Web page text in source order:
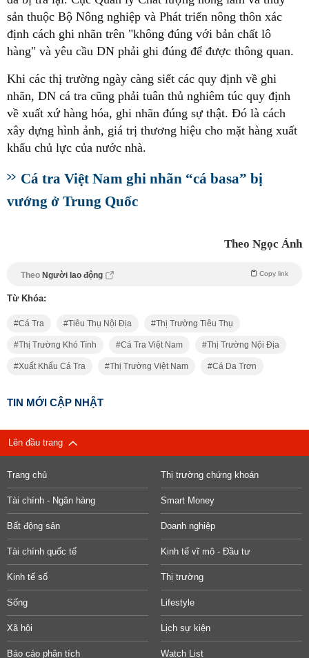
sản thuộc Bộ Nông nghiệp và Phát triển nông thôn xác
định cách ghi nhãn trên "không đúng với bản chất lô
hàng" và yêu cầu DN phải ghi đúng để được thông quan.
Khi các thị trường ngày càng siết các quy định về ghi
nhãn, DN cá tra cũng phải tuân thủ nghiêm túc quy định
về xuất xứ hàng hóa, ghi nhãn đúng sự thật. Đó là cách
xây dựng hình ảnh, giá trị thương hiệu cho mặt hàng xuất
khẩu chủ lực của nước nhà.
Cá tra Việt Nam ghi nhãn “cá basa” bị
vướng ở Trung Quốc
Theo Ngọc Ánh
Theo Người lao động Copy link
Từ Khóa:
Cá Tra Tiêu Thụ Nội Địa Thị Trường Tiêu Thụ
Thị Trường Khó Tính Cá Tra Việt Nam Thị Trường Nội Địa
Xuất Khẩu Cá Tra Thị Trường Việt Nam Cá Da Trơn
TIN MỚI CẬP NHẬT
Lên đầu trang
Trang chủ Thị trường chứng khoán
Tài chính - Ngân hàng Smart Money
Bất động sản Doanh nghiệp
Tài chính quốc tế Kinh tế vĩ mô - Đầu tư
Kinh tế số Thị trường
Sống Lifestyle
Xã hội Lịch sự kiện
Báo cáo phân tích Watch List